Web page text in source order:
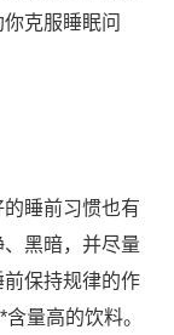
克服睡眠问
睡前习惯也有
黑暗，并尽量
保持规律的作
量高的饮料。